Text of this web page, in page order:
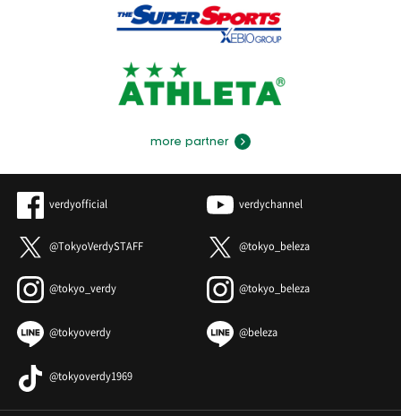
more partner
verdyofficial verdychannel
@TokyoVerdySTAFF @tokyo_beleza
@tokyo_verdy @tokyo_beleza
@tokyoverdy @beleza
@tokyoverdy1969